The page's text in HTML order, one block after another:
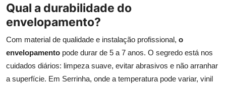
Qual a durabilidade do
envelopamento?
Com material de qualidade e instalação profissional, o
envelopamento pode durar de 5 a 7 anos. O segredo está nos
cuidados diários: limpeza suave, evitar abrasivos e não arranhar
a superfície. Em Serrinha, onde a temperatura pode variar, vinil